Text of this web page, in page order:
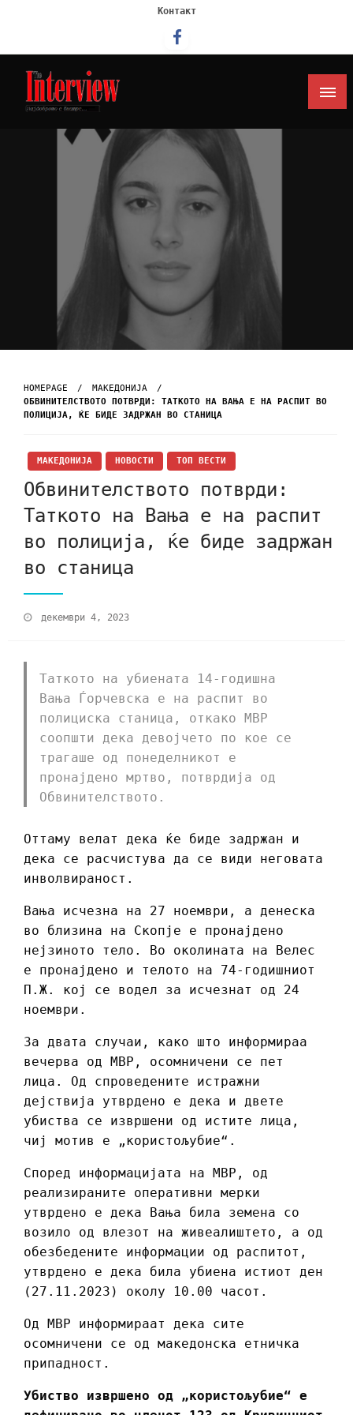
Контакт
Интервју
HOMEPAGE
МАКЕДОНИЈА
ОБВИНИТЕЛСТВОТО ПОТВРДИ: ТАТКОТО НА ВАЊА Е НА РАСПИТ ВО
ПОЛИЦИЈА, ЌЕ БИДЕ ЗАДРЖАН ВО СТАНИЦА
МАКЕДОНИЈА НОВОСТИ ТОП ВЕСТИ
Обвинителството потврди:
Таткото на Вања е на распит
во полиција, ќе биде задржан
во станица
декември 4, 2023
Таткото на убиената 14-годишна
Вања Ѓорчевска е на распит во
полициска станица, откако МВР
соопшти дека девојчето по кое се
трагаше од понеделникот е
пронајдено мртво, потврдија од
Обвинителството.
Оттаму велат дека ќе биде задржан и
дека се расчистува да се види неговата
инволвираност.
Вања исчезна на 27 ноември, а денеска
во близина на Скопје е пронајдено
нејзиното тело. Во околината на Велес
е пронајдено и телото на 74-годишниот
П.Ж. кој се водел за исчезнат од 24
ноември.
За двата случаи, како што информираа
вечерва од МВР, осомничени се пет
лица. Од спроведените истражни
дејствија утврдено е дека и двете
убиства се извршени од истите лица,
чиј мотив е „користољубие“.
Според информацијата на МВР, од
реализираните оперативни мерки
утврдено е дека Вања била земена со
возило од влезот на живеалиштето, а од
обезбедените информации од распитот,
утврдено е дека била убиена истиот ден
(27.11.2023) околу 10.00 часот.
Од МВР информираат дека сите
осомничени се од македонска етничка
припадност.
Убиство извршено од „користољубие“ е